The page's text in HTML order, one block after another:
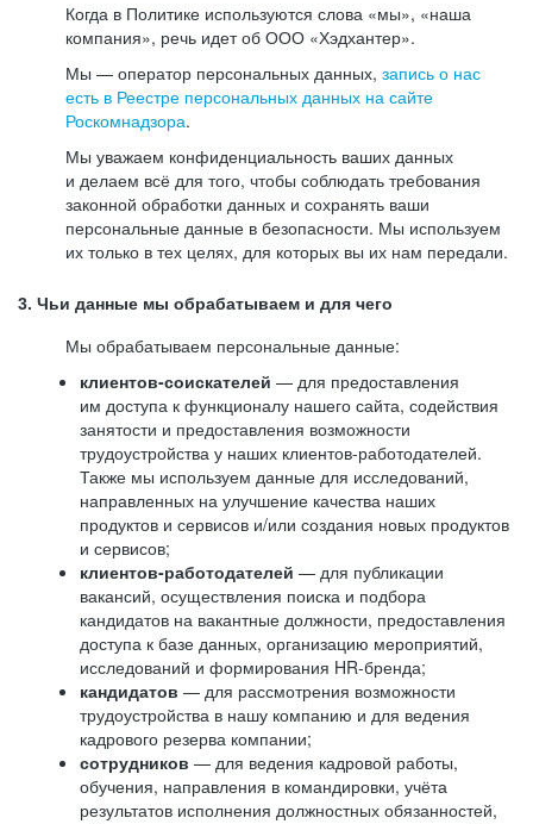
Когда в Политике используются слова «мы», «наша
компания», речь идет об ООО «Хэдхантер».
Мы — оператор персональных данных, запись о нас
есть в Реестре персональных данных на сайте
Роскомнадзора.
Мы уважаем конфиденциальность ваших данных
и делаем всё для того, чтобы соблюдать требования
законной обработки данных и сохранять ваши
персональные данные в безопасности. Мы используем
их только в тех целях, для которых вы их нам передали.
3. Чьи данные мы обрабатываем и для чего
Мы обрабатываем персональные данные:
клиентов-соискателей — для предоставления
им доступа к функционалу нашего сайта, содействия
занятости и предоставления возможности
трудоустройства у наших клиентов-работодателей.
Также мы используем данные для исследований,
направленных на улучшение качества наших
продуктов и сервисов и/или создания новых продуктов
и сервисов;
клиентов-работодателей — для публикации
вакансий, осуществления поиска и подбора
кандидатов на вакантные должности, предоставления
доступа к базе данных, организацию мероприятий,
исследований и формирования HR-бренда;
кандидатов — для рассмотрения возможности
трудоустройства в нашу компанию и для ведения
кадрового резерва компании;
сотрудников — для ведения кадровой работы,
обучения, направления в командировки, учёта
результатов исполнения должностных обязанностей,